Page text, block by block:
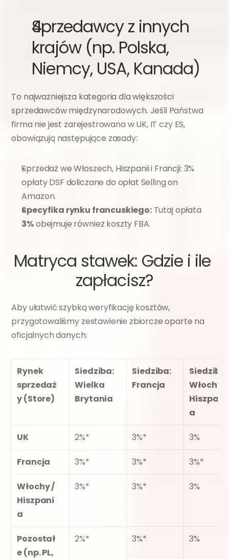
Sprzedawcy z innych
krajów (np. Polska,
Niemcy, USA, Kanada)
To najważniejsza kategoria dla większości
sprzedawców międzynarodowych. Jeśli Państwa
firma nie jest zarejestrowana w UK, IT czy ES,
obowiązują następujące zasady:
Sprzedaż we Włoszech, Hiszpanii i Francji: 3%
opłaty DSF doliczane do opłat Selling on
Amazon.
Specyfika rynku francuskiego:
3% obejmuje również koszty FBA.
Matryca stawek: Gdzie i ile
zapłacisz?
Aby ułatwić szybką weryfikację kosztów,
przygotowaliśmy zestawienie zbiorcze oparte na
oficjalnych danych:
Rynek
sprzedaż
y (Store)
Siedziba:
Wielka
Brytania
Siedziba:
Francja
Siedziba:
Włochy /
Hiszpani
a
UK 2%* 3%* 3%
Francja 3%* 3%* 3%*
Włochy /
Hiszpani
a
3%* 3%* 3%
Pozostał
e (np. PL,
2%* 3%* 3%